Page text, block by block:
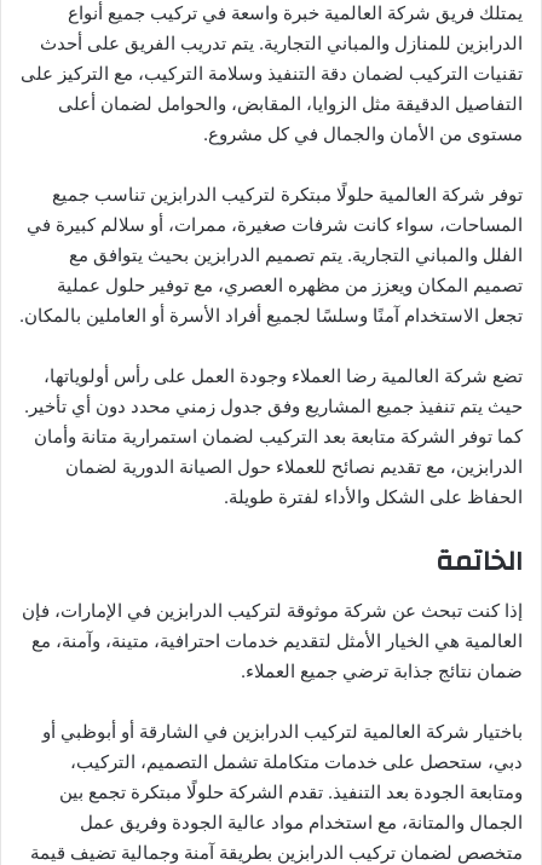
يمتلك فريق شركة العالمية خبرة واسعة في تركيب جميع أنواع
الدرابزين للمنازل والمباني التجارية. يتم تدريب الفريق على أحدث
تقنيات التركيب لضمان دقة التنفيذ وسلامة التركيب، مع التركيز على
التفاصيل الدقيقة مثل الزوايا، المقابض، والحوامل لضمان أعلى
مستوى من الأمان والجمال في كل مشروع.
توفر شركة العالمية حلولًا مبتكرة لتركيب الدرابزين تناسب جميع
المساحات، سواء كانت شرفات صغيرة، ممرات، أو سلالم كبيرة في
الفلل والمباني التجارية. يتم تصميم الدرابزين بحيث يتوافق مع
تصميم المكان ويعزز من مظهره العصري، مع توفير حلول عملية
تجعل الاستخدام آمنًا وسلسًا لجميع أفراد الأسرة أو العاملين بالمكان.
تضع شركة العالمية رضا العملاء وجودة العمل على رأس أولوياتها،
حيث يتم تنفيذ جميع المشاريع وفق جدول زمني محدد دون أي تأخير.
كما توفر الشركة متابعة بعد التركيب لضمان استمرارية متانة وأمان
الدرابزين، مع تقديم نصائح للعملاء حول الصيانة الدورية لضمان
الحفاظ على الشكل والأداء لفترة طويلة.
الخاتمة
إذا كنت تبحث عن شركة موثوقة لتركيب الدرابزين في الإمارات، فإن
العالمية هي الخيار الأمثل لتقديم خدمات احترافية، متينة، وآمنة، مع
ضمان نتائج جذابة ترضي جميع العملاء.
باختيار شركة العالمية لتركيب الدرابزين في الشارقة أو أبوظبي أو
دبي، ستحصل على خدمات متكاملة تشمل التصميم، التركيب،
ومتابعة الجودة بعد التنفيذ. تقدم الشركة حلولًا مبتكرة تجمع بين
الجمال والمتانة، مع استخدام مواد عالية الجودة وفريق عمل
متخصص لضمان تركيب الدرابزين بطريقة آمنة وجمالية تضيف قيمة